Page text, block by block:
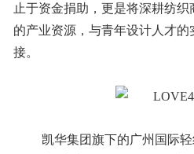
止于资金捐助，更是将深耕纺
的产业资源，与青年设计人才
接。
凯华集团旗下的广州国际